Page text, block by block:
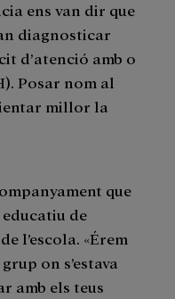
ens van dir que
diagnosticar
d’atenció amb o
Posar nom al
millor la
que
educatiu de
l’escola. «Érem
on s’estava
amb els teus